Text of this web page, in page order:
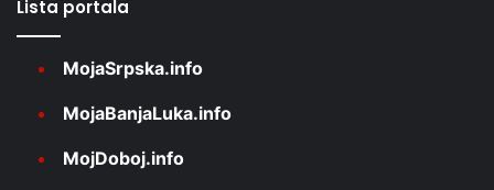
Lista portala
MojaSrpska.info
MojaBanjaLuka.info
MojDoboj.info